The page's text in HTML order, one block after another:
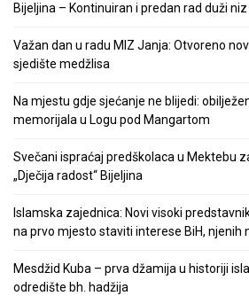
Bijeljina – Kontinuiran i predan rad duži
Važan dan u radu MIZ Janja: Otvoreno
sjedište medžlisa
Na mjestu gdje sjećanje ne blijedi:
memorijala u Logu pod Mangartom
Svečani ispraćaj predškolaca u Mektebu
„Dječija radost“ Bijeljina
Islamska zajednica: Novi visoki
na prvo mjesto staviti interese BiH, njenih
Mesdžid Kuba – prva džamija u historiji
odredište bh. hadžija